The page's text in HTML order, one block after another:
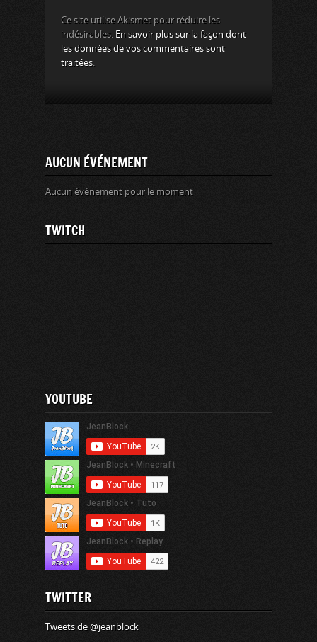
Ce site utilise Akismet pour réduire les
indésirables. En savoir plus sur la façon dont
les données de vos commentaires sont
traitées
AUCUN ÉVÉNEMENT
Aucun événement pour le moment
TWITCH
YOUTUBE
TWITTER
Tweets de @jeanblock